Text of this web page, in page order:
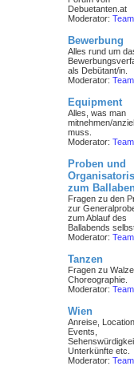
Debuetanten.at
Moderator: Team
Bewerbung
Alles rund um
als Debütant/in.
Moderator: Team
Equipment
Alles, was man
mitnehmen/
muss.
Moderator: Team
Proben und
zum
Fragen zu den
zur
zum Ablauf des
Ballabends
Moderator: Team
Tanzen
Fragen zu
Choreographie.
Moderator: Team
Wien
Anreise,
Events,
Unterkünfte etc.
Moderator: Team